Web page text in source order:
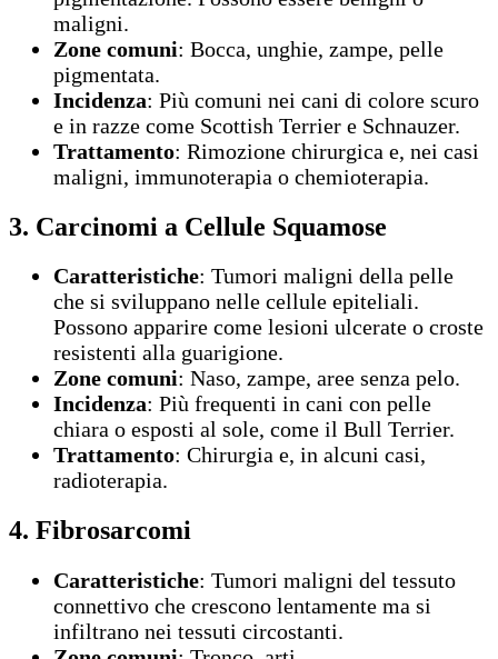
maligni.
Zone comuni: Bocca, unghie, zampe, pelle
pigmentata.
Incidenza: Più comuni nei cani di colore scuro
e in razze come Scottish Terrier e Schnauzer.
Trattamento: Rimozione chirurgica e, nei casi
maligni, immunoterapia o chemioterapia.
3. Carcinomi a Cellule Squamose
Caratteristiche: Tumori maligni della pelle
che si sviluppano nelle cellule epiteliali.
Possono apparire come lesioni ulcerate o croste
resistenti alla guarigione.
Zone comuni: Naso, zampe, aree senza pelo.
Incidenza: Più frequenti in cani con pelle
chiara o esposti al sole, come il Bull Terrier.
Trattamento: Chirurgia e, in alcuni casi,
radioterapia.
4. Fibrosarcomi
Caratteristiche: Tumori maligni del tessuto
connettivo che crescono lentamente ma si
infiltrano nei tessuti circostanti.